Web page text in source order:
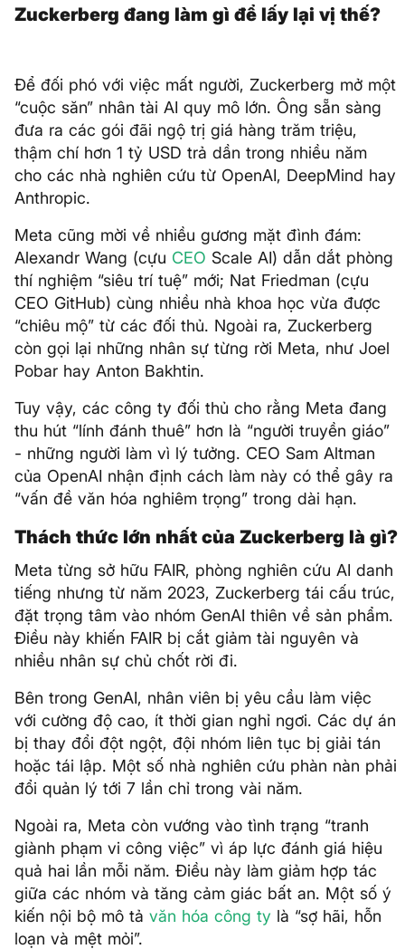
Zuckerberg đang làm gì để lấy lại vị thế?
Để đối phó với việc mất người, Zuckerberg mở một
“cuộc săn” nhân tài AI quy mô lớn. Ông sẵn sàng
đưa ra các gói đãi ngộ trị giá hàng trăm triệu,
thậm chí hơn 1 tỷ USD trả dần trong nhiều năm
cho các nhà nghiên cứu từ OpenAI, DeepMind hay
Anthropic.
Meta cũng mời về nhiều gương mặt đình đám:
Alexandr Wang (cựu CEO Scale AI) dẫn dắt phòng
thí nghiệm “siêu trí tuệ” mới; Nat Friedman (cựu
CEO GitHub) cùng nhiều nhà khoa học vừa được
“chiêu mộ” từ các đối thủ. Ngoài ra, Zuckerberg
còn gọi lại những nhân sự từng rời Meta, như Joel
Pobar hay Anton Bakhtin.
Tuy vậy, các công ty đối thủ cho rằng Meta đang
thu hút “lính đánh thuê” hơn là “người truyền giáo”
- những người làm vì lý tưởng. CEO Sam Altman
của OpenAI nhận định cách làm này có thể gây ra
“vấn đề văn hóa nghiêm trọng” trong dài hạn.
Thách thức lớn nhất của Zuckerberg là gì?
Meta từng sở hữu FAIR, phòng nghiên cứu AI danh
tiếng nhưng từ năm 2023, Zuckerberg tái cấu trúc,
đặt trọng tâm vào nhóm GenAI thiên về sản phẩm.
Điều này khiến FAIR bị cắt giảm tài nguyên và
nhiều nhân sự chủ chốt rời đi.
Bên trong GenAI, nhân viên bị yêu cầu làm việc
với cường độ cao, ít thời gian nghỉ ngơi. Các dự án
bị thay đổi đột ngột, đội nhóm liên tục bị giải tán
hoặc tái lập. Một số nhà nghiên cứu phàn nàn phải
đổi quản lý tới 7 lần chỉ trong vài năm.
Ngoài ra, Meta còn vướng vào tình trạng “tranh
giành phạm vi công việc” vì áp lực đánh giá hiệu
quả hai lần mỗi năm. Điều này làm giảm hợp tác
giữa các nhóm và tăng cảm giác bất an. Một số ý
kiến nội bộ mô tả văn hóa công ty là “sợ hãi, hỗn
loạn và mệt mỏi”.